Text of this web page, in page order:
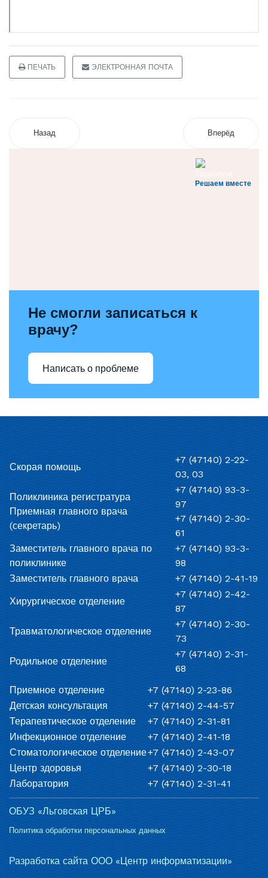
ПЕЧАТЬ ЭЛЕКТРОННАЯ ПОЧТА
Назад Вперёд
Решаем вместе
Не смогли записаться к
врачу?
Написать о проблеме
Скорая помощь
+7 (47140) 2-22-
03, 03
Поликлиника регистратура
Приемная главного врача
(секретарь)
+7 (47140) 93-3-
97
+7 (47140) 2-30-
61
Заместитель главного врача по
поликлинике
+7 (47140) 93-3-
98
Заместитель главного врача
+7 (47140) 2-41-19
Хирургическое отделение
+7 (47140) 2-42-
87
Травматологическое отделение
+7 (47140) 2-30-
73
Родильное отделение
+7 (47140) 2-31-
68
Приемное отделение
+7 (47140) 2-23-86
Детская консультация
+7 (47140) 2-44-57
Терапевтическое отделение
+7 (47140) 2-31-81
Инфекционное отделение
+7 (47140) 2-41-18
Стоматологическое отделение+7 (47140) 2-43-07
Центр здоровья
+7 (47140) 2-30-18
Лаборатория
+7 (47140) 2-31-41
ОБУЗ «Льговская ЦРБ»
Политика обработки персональных данных
Разработка сайта ООО «Центр информатизации»